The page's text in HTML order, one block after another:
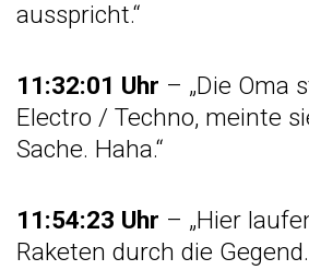
ausspricht.“
11:32:01 Uhr – „Die Oma
Electro / Techno, meinte
Sache. Haha.“
11:54:23 Uhr – „Hier
Raketen durch die